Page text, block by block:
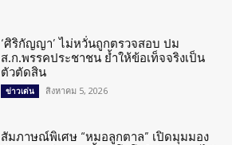
‘ศิริกัญญา’ ไม่หวั่นถูกตรวจสอบ ปม
ส.ก.พรรคประชาชน ย้ำให้ข้อเท็จจริงเป็น
ตัวตัดสิน
ข่าวเด่น สิงหาคม 5, 2026
สัมภาษณ์พิเศษ “หมอลูกตาล” เปิดมุมมอง